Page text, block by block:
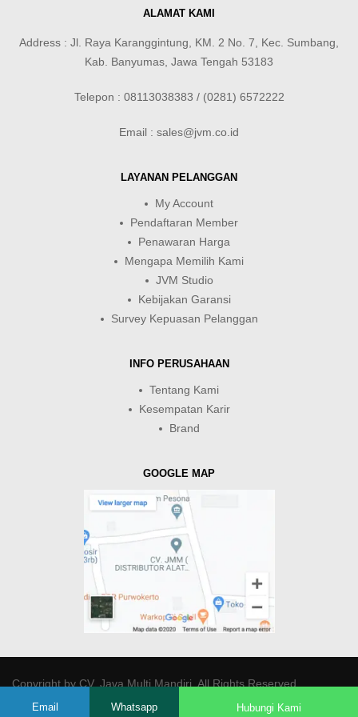
ALAMAT KAMI
Address : Jl. Raya Karanggintung, KM. 2 No. 7, Kec. Sumbang,
Kab. Banyumas, Jawa Tengah 53183
Telepon : 08113038383 / (0281) 6572222
Email : sales@jvm.co.id
LAYANAN PELANGGAN
My Account
Pendaftaran Member
Penawaran Harga
Mengapa Memilih Kami
JVM Studio
Kebijakan Garansi
Survey Kepuasan Pelanggan
INFO PERUSAHAAN
Tentang Kami
Kesempatan Karir
Brand
GOOGLE MAP
Copyright byCV. Java Multi Mandiri. All Rights Reserved.
Email Whatsapp Hubungi Kami